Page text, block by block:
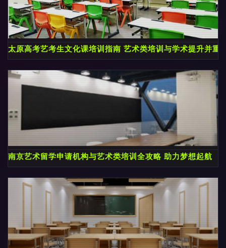
太原高考艺考生文化课培训指南 艺术类培训与学术提升并重
南京艺术留学申请机构与艺术类培训全攻略 助力梦想起航